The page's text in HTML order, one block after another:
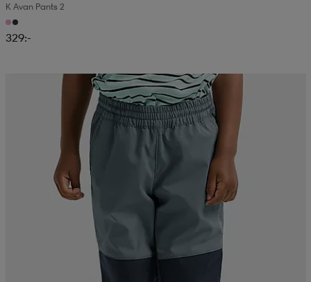
K Avan Pants 2
329:-
Kampanj -25%